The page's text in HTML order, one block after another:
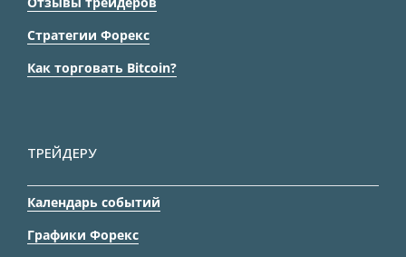
Стратегии Форекс
Как торговать Bitcoin?
ТРЕЙДЕРУ
Календарь событий
Графики Форекс